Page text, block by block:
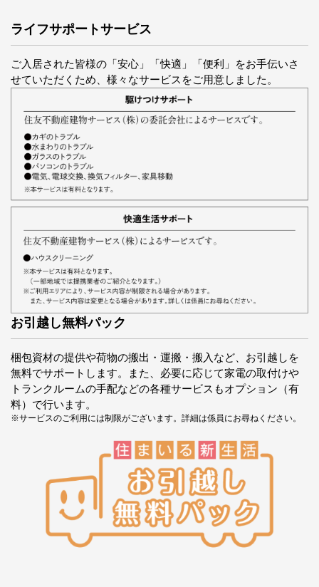
ライフサポートサービス
ご入居された皆様の「安心」「快適」「便利」をお手伝いさ
せていただくため、様々なサービスをご用意しました。
お引越し無料パック
梱包資材の提供や荷物の搬出・運搬・搬入など、お引越しを
無料でサポートします。また、必要に応じて家電の取付けや
トランクルームの手配などの各種サービスもオプション（有
料）で行います。
※サービスのご利用には制限がございます。詳細は係員にお尋ねください。